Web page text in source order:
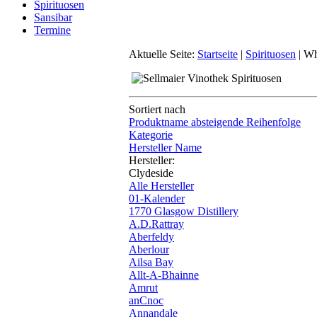
Spirituosen
Sansibar
Termine
Aktuelle Seite: Startseite | Spirituosen |
Sortiert nach
Produktname absteigende Reihenfolge
Kategorie
Hersteller Name
Hersteller:
Clydeside
Alle Hersteller
01-Kalender
1770 Glasgow Distillery
A.D.Rattray
Aberfeldy
Aberlour
Ailsa Bay
Allt-A-Bhainne
Amrut
anCnoc
Annandale